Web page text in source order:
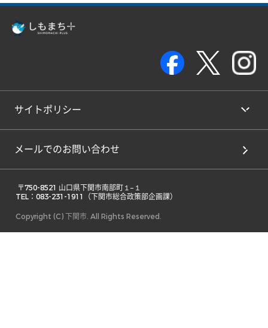
サイトポリシー
メールでのお問い合わせ
TEL：083-231-1911（下関市総合政策部企画課）
Copyright (C) 下関市. All Rights Reserved.